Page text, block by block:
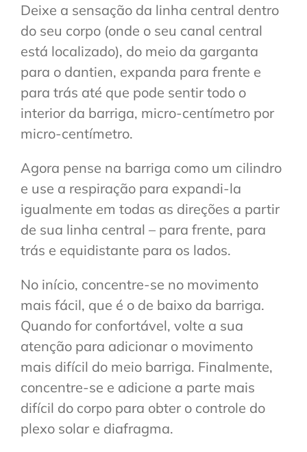
Deixe a sensação da linha central dentro
do seu corpo (onde o seu canal central
está localizado), do meio da garganta
para o dantien, expanda para frente e
para trás até que pode sentir todo o
interior da barriga, micro-centímetro por
micro-centímetro.
Agora pense na barriga como um cilindro
e use a respiração para expandi-la
igualmente em todas as direções a partir
de sua linha central – para frente, para
trás e equidistante para os lados.
No início, concentre-se no movimento
mais fácil, que é o de baixo da barriga.
Quando for confortável, volte a sua
atenção para adicionar o movimento
mais difícil do meio barriga. Finalmente,
concentre-se e adicione a parte mais
difícil do corpo para obter o controle do
plexo solar e diafragma.